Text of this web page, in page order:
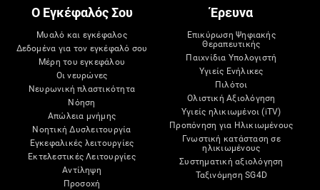
Ο Εγκέφαλός Σου
Μυαλό και εγκέφαλος
Δεδομένα για τον εγκέφαλό σου
Μέρη του εγκεφάλου
Οι νευρώνες
Νευρωνική πλαστικότητα
Νόηση
Απώλεια μνήμης
Νοητική Δυσλειτουργία
Εγκεφαλικές λειτουργίες
Εκτελεστικές Λειτουργίες
Αντίληψη
Προσοχή
Έρευνα
Επικύρωση Ψηφιακής
Θεραπευτικής
Παιχνίδια Υπολογιστή
Υγιείς Ενήλικες
Πιλότοι
Ολιστική Αξιολόγηση
Υγιείς ηλικιωμένοι (iTV)
Προπόνηση για Ηλικιωμένους
Γνωστική κατάσταση σε
ηλικιωμένους
Συστηματική αξιολόγηση
Ταξινόμηση SG4D